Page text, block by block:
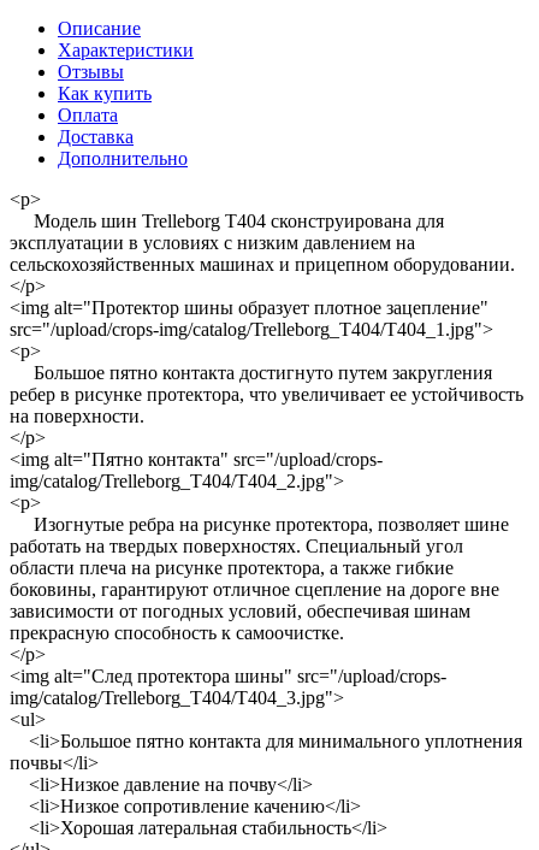
Описание
Характеристики
Отзывы
Как купить
Оплата
Доставка
Дополнительно
<p>
Модель шин Trelleborg T404 сконструирована для
эксплуатации в условиях с низким давлением на
сельскохозяйственных машинах и прицепном оборудовании.
</p>
<img alt="Протектор шины образует плотное зацепление"
src="/upload/crops-img/catalog/Trelleborg_T404/T404_1.jpg">
<p>
Большое пятно контакта достигнуто путем закругления
ребер в рисунке протектора, что увеличивает ее устойчивость
на поверхности.
</p>
<img alt="Пятно контакта" src="/upload/crops-
img/catalog/Trelleborg_T404/T404_2.jpg">
<p>
Изогнутые ребра на рисунке протектора, позволяет шине
работать на твердых поверхностях. Специальный угол
области плеча на рисунке протектора, а также гибкие
боковины, гарантируют отличное сцепление на дороге вне
зависимости от погодных условий, обеспечивая шинам
прекрасную способность к самоочистке.
</p>
<img alt="След протектора шины" src="/upload/crops-
img/catalog/Trelleborg_T404/T404_3.jpg">
<ul>
<li>Большое пятно контакта для минимального уплотнения
почвы</li>
<li>Низкое давление на почву</li>
<li>Низкое сопротивление качению</li>
<li>Хорошая латеральная стабильность</li>